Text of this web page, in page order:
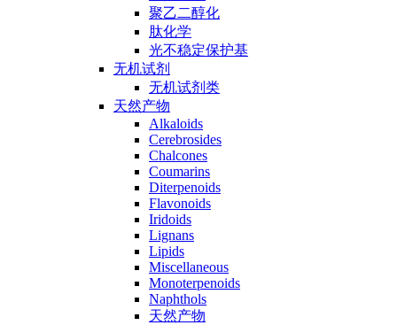
聚乙二醇化
肽化学
光不稳定保护基
无机试剂
无机试剂类
天然产物
Alkaloids
Cerebrosides
Chalcones
Coumarins
Diterpenoids
Flavonoids
Iridoids
Lignans
Lipids
Miscellaneous
Monoterpenoids
Naphthols
天然产物